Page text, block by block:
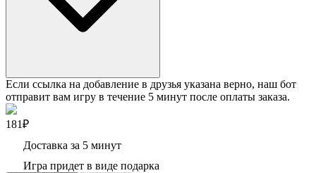
Если ссылка на добавление в друзья указана верно, наш бот
отправит вам игру в течение 5 минут после оплаты заказа.
181₽
Доставка за 5 минут
Игра придет в виде подарка